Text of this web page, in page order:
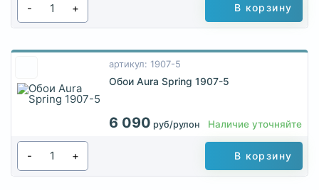
- + В корзину
артикул: 1907-5
Обои Aura Spring 1907-5
6 090 руб/рулон Наличие уточняйте
- + В корзину